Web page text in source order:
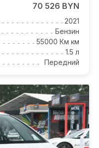
70 526 BYN
2021
Бензин
55000 Км км
1.5 л
Передний